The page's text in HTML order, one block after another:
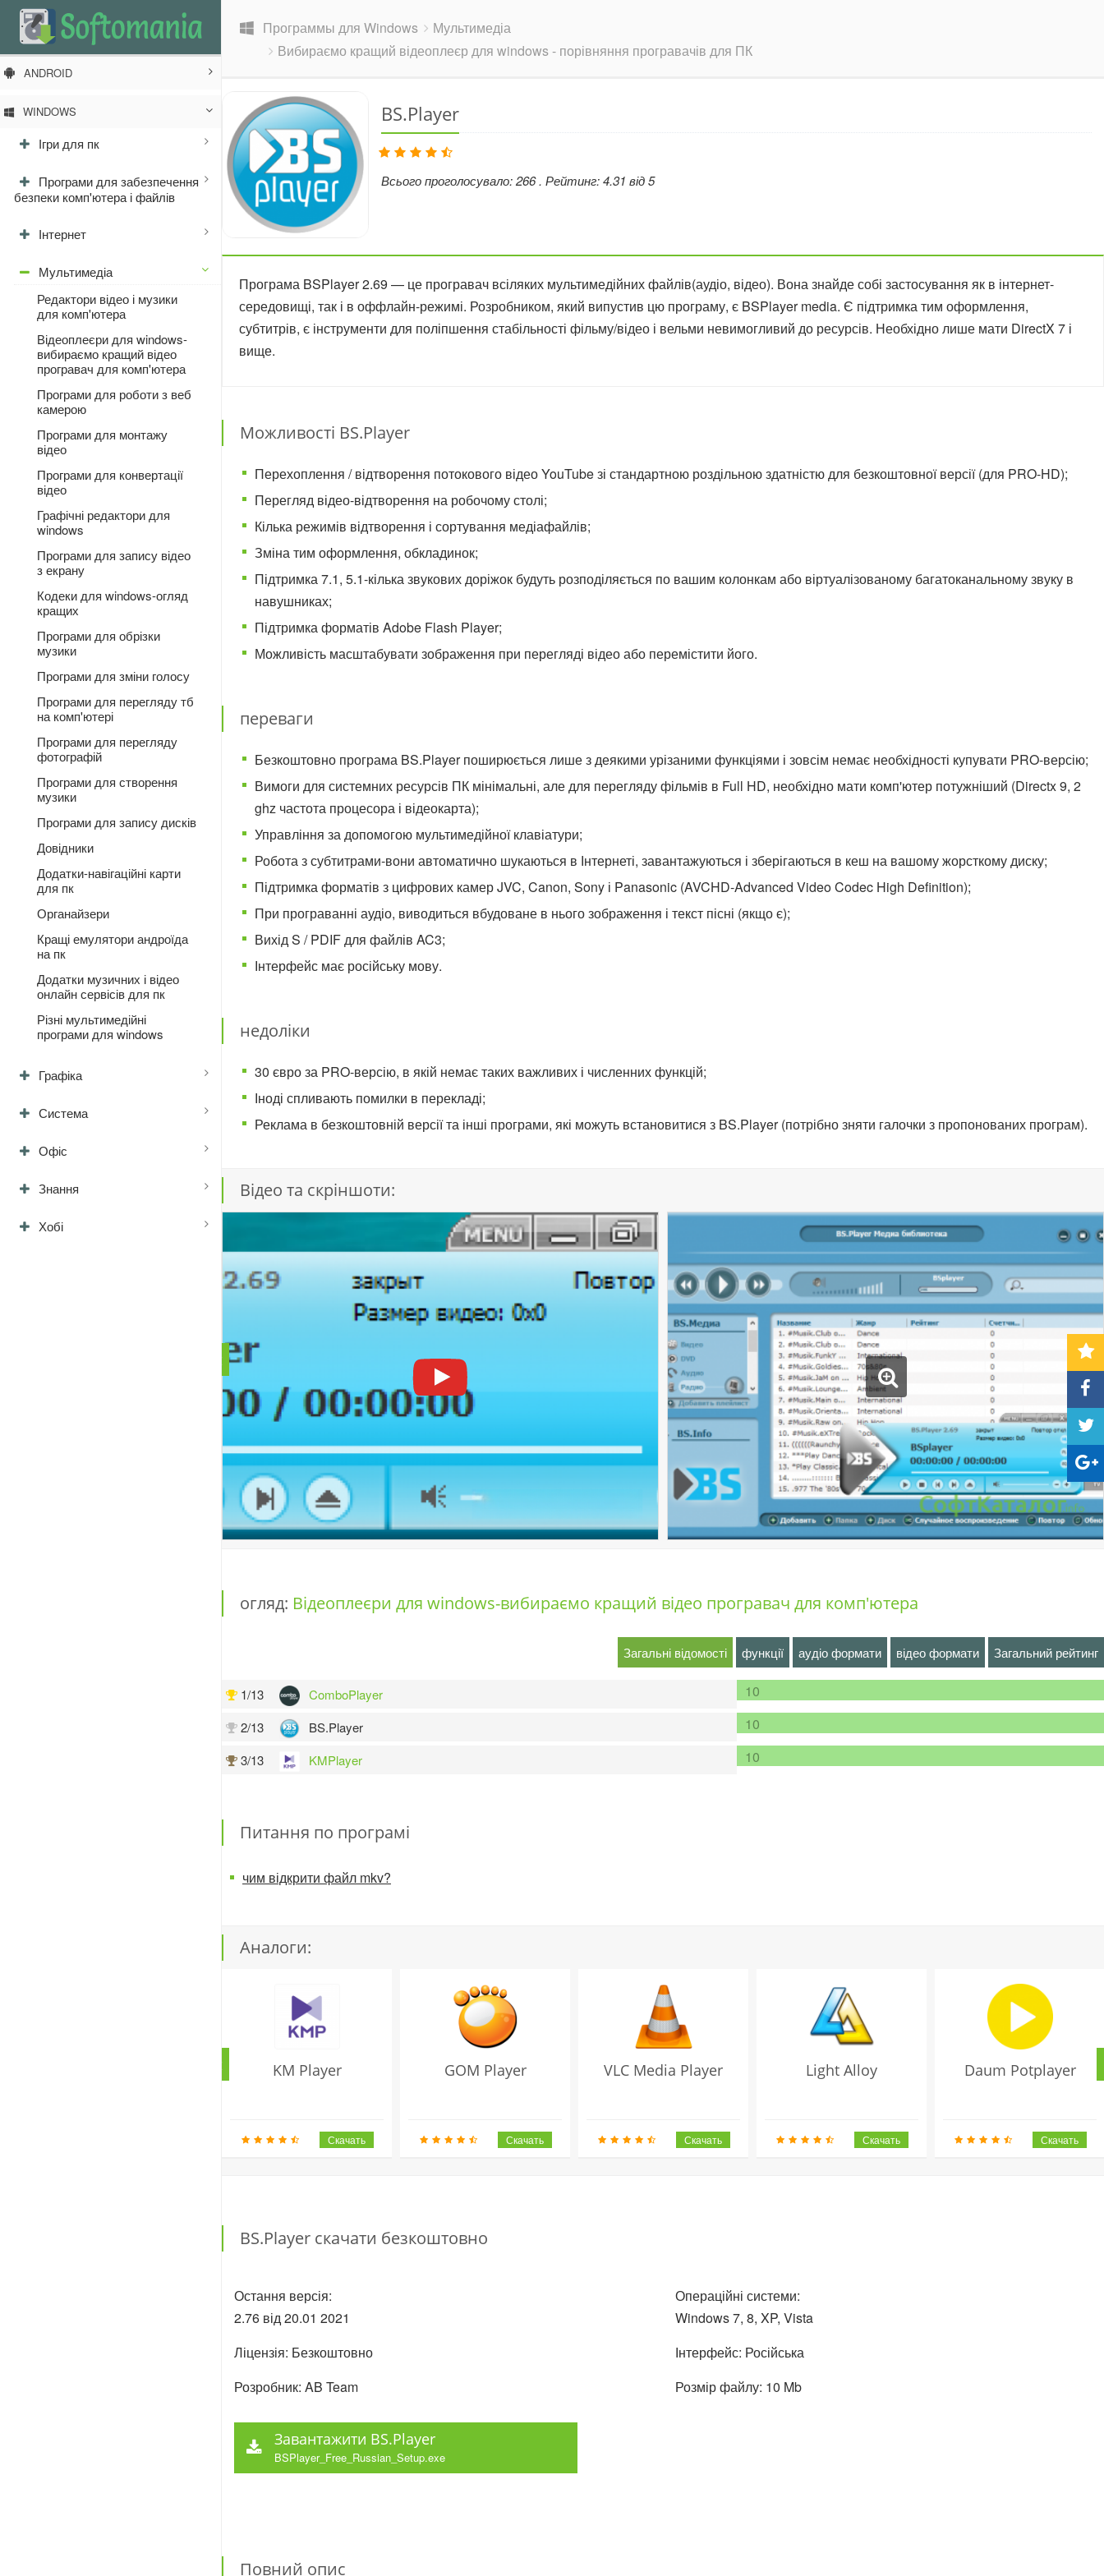
Программы для Windows
Мультимедіа
Вибираємо кращий відеоплеєр для windows - порівняння програвачів для ПК
BS.Player
Всього проголосувало:266. Рейтинг:4.31 від5
Програма BSPlayer 2.69 — це програвач всіляких мультимедійних файлів(аудіо, відео). Вона знайде собі застосування як в інтернет-
середовищі, так і в оффлайн-режимі. Розробником, який випустив цю програму, є BSPlayer media. Є підтримка тим оформлення,
субтитрів, є інструменти для поліпшення стабільності фільму/відео і вельми невимогливий до ресурсів. Необхідно лише мати DirectX 7 і
вище.
Можливості BS.Player
Перехоплення / відтворення потокового відео YouTube зі стандартною роздільною здатністю для безкоштовної версії (для PRO-HD);
Перегляд відео-відтворення на робочому столі;
Кілька режимів відтворення і сортування медіафайлів;
Зміна тим оформлення, обкладинок;
Підтримка 7.1, 5.1-кілька звукових доріжок будуть розподіляється по вашим колонкам або віртуалізованому багатоканальному звуку в
навушниках;
Підтримка форматів Adobe Flash Player;
Можливість масштабувати зображення при перегляді відео або перемістити його.
переваги
Безкоштовно програма BS.Player поширюється лише з деякими урізаними функціями і зовсім немає необхідності купувати PRO-версію;
Вимоги для системних ресурсів ПК мінімальні, але для перегляду фільмів в Full HD, необхідно мати комп'ютер потужніший (Directx 9, 2
ghz частота процесора і відеокарта);
Управління за допомогою мультимедійної клавіатури;
Робота з субтитрами-вони автоматично шукаються в Інтернеті, завантажуються і зберігаються в кеш на вашому жорсткому диску;
Підтримка форматів з цифрових камер JVC, Canon, Sony і Panasonic (AVCHD-Advanced Video Codec High Definition);
При програванні аудіо, виводиться вбудоване в нього зображення і текст пісні (якщо є);
Вихід S / PDIF для файлів AC3;
Інтерфейс має російську мову.
недоліки
30 євро за PRO-версію, в якій немає таких важливих і численних функцій;
Іноді спливають помилки в перекладі;
Реклама в безкоштовній версії та інші програми, які можуть встановитися з BS.Player (потрібно зняти галочки з пропонованих програм).
Відео та скріншоти:
огляд: Відеоплеєри для windows-вибираємо кращий відео програвач для комп'ютера
Загальні відомості функції аудіо формати відео формати Загальний рейтинг
1/13
ComboPlayer
2/13
BS.Player
3/13
KMPlayer
10
10
10
Питання по програмі
чим відкрити файл mkv?
Аналоги:
KM Player GOM Player VLC Media Player Light Alloy Daum Potplayer
BS.Player скачати безкоштовно
Остання версія:
2.76 від20.01 2021
Ліцензія: Безкоштовно
Розробник: AB Team
Операційні системи:
Windows 7, 8, XP, Vista
Інтерфейс: Російська
Розмір файлу: 10 Mb
Завантажити BS.Player
BSPlayer_Free_Russian_Setup.exe
Повний опис
ANDROID
WINDOWS
Ігри для пк
Програми для забезпечення
безпеки комп'ютера і файлів
Інтернет
Мультимедіа
Редактори відео і музики
для комп'ютера
Відеоплеєри для windows-
вибираємо кращий відео
програвач для комп'ютера
Програми для роботи з веб
камерою
Програми для монтажу
відео
Програми для конвертації
відео
Графічні редактори для
windows
Програми для запису відео
з екрану
Кодеки для windows-огляд
кращих
Програми для обрізки
музики
Програми для зміни голосу
Програми для перегляду тб
на комп'ютері
Програми для перегляду
фотографій
Програми для створення
музики
Програми для запису дисків
Довідники
Додатки-навігаційні карти
для пк
Органайзери
Кращі емулятори андроїда
на пк
Додатки музичних і відео
онлайн сервісів для пк
Різні мультимедійні
програми для windows
Графіка
Система
Офіс
Знання
Хобі